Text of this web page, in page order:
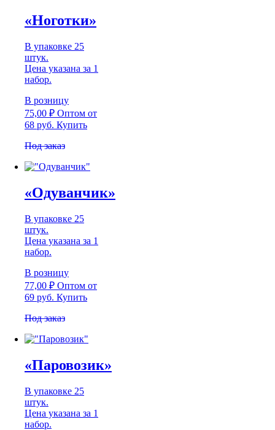
«Ноготки»
В упаковке 25
штук.
Цена указана за 1
набор.
В розницу
75,00 ₽ Оптом от
68 руб. Купить
Под заказ
«Одуванчик»
В упаковке 25
штук.
Цена указана за 1
набор.
В розницу
77,00 ₽ Оптом от
69 руб. Купить
Под заказ
«Паровозик»
В упаковке 25
штук.
Цена указана за 1
набор.